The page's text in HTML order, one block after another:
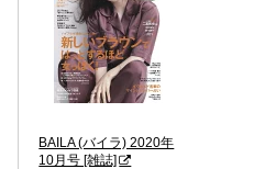
BAILA (バイラ) 2020年
10月号 [雑誌]